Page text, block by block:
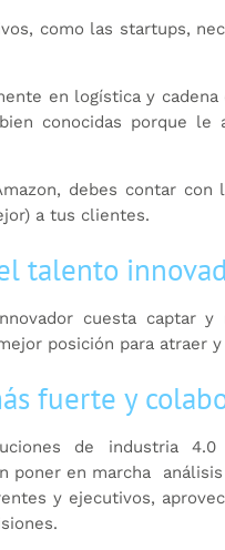
como las startups,
en logística y
conocidas porque le
debes contar
a tus clientes.
talento
cuesta captar
posición para atraer
fuerte y
de industria
poner en marcha
y ejecutivos,